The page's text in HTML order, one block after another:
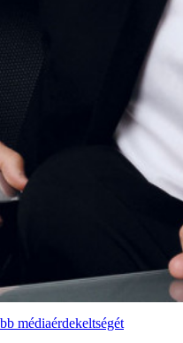
médiaérdekeltségét